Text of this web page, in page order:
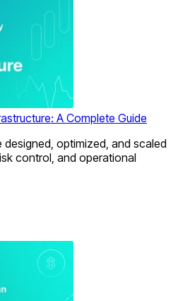
A Complete Guide
optimized, and scaled
control, and operational